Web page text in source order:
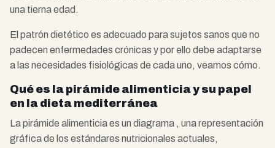
una tierna edad.
El patrón dietético es adecuado para sujetos sanos que no
padecen enfermedades crónicas y por ello debe adaptarse
a las necesidades fisiológicas de cada uno, veamos cómo.
Qué es la pirámide alimenticia y su papel
en la dieta mediterránea
La pirámide alimenticia es un diagrama , una representación
gráfica de los estándares nutricionales actuales,